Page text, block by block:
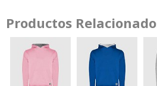
Productos